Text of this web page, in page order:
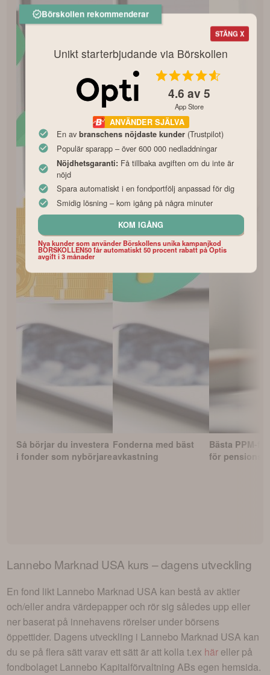
Så börjar du investera
i fonder som nybörjare
Fonderna med bäst
avkastning
Bästa PPM-
för
Lannebo Marknad USA kurs – dagens utveckling
En fond likt Lannebo Marknad USA kan bestå av aktier
och/eller andra värdepapper och rör sig således upp eller
ner baserat på innehavens rörelser under börsens
öppettider. Dagens utveckling i Lannebo Marknad USA kan
du se på flera sätt varav ett sätt är att kolla t.ex här eller på
fondbolaget Lannebo Kapitalförvaltning ABs egen hemsida.
STÄNG X
Börskollen rekommenderar
Unikt starterbjudande via Börskollen
4.6 av 5
App Store
ANVÄNDER SJÄLVA
En av branschens nöjdaste kunder(Trustpilot)
Populär sparapp – över 600 000 nedladdningar
Nöjdhetsgaranti: Få tillbaka avgiften om du inte är
nöjd
Spara automatiskt i en fondportfölj anpassad för dig
Smidig lösning – kom igång på några minuter
KOM IGÅNG
Nya kunder som använder Börskollens unika kampanjkod
BORSKOLLEN50 får automatiskt 50 procent rabatt på Optis
avgift i 3 månader